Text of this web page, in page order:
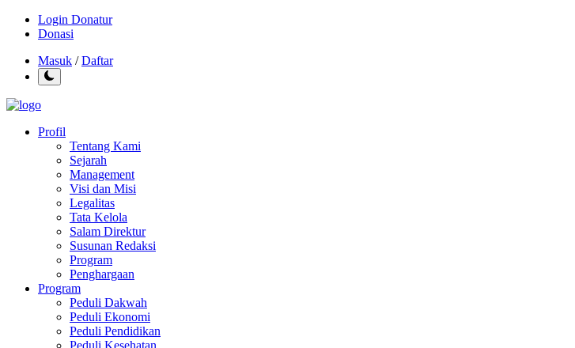
Login Donatur
Donasi
Masuk /Daftar
Profil
Tentang Kami
Sejarah
Management
Visi dan Misi
Legalitas
Tata Kelola
Salam Direktur
Susunan Redaksi
Program
Penghargaan
Program
Peduli Dakwah
Peduli Ekonomi
Peduli Pendidikan
Peduli Kesehatan